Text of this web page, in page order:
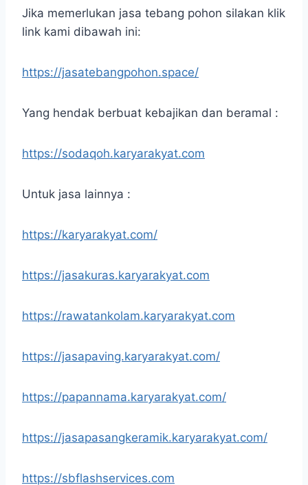
Jika memerlukan jasa tebang pohon silakan klik
link kami dibawah ini:
https://jasatebangpohon.space/
Yang hendak berbuat kebajikan dan beramal :
https://sodaqoh.karyarakyat.com
Untuk jasa lainnya :
https://karyarakyat.com/
https://jasakuras.karyarakyat.com
https://rawatankolam.karyarakyat.com
https://jasapaving.karyarakyat.com/
https://papannama.karyarakyat.com/
https://jasapasangkeramik.karyarakyat.com/
https://sbflashservices.com